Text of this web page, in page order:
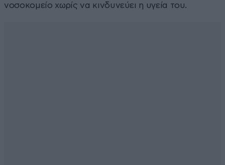
νοσοκομείο χωρίς να κινδυνεύει η υγεία του.